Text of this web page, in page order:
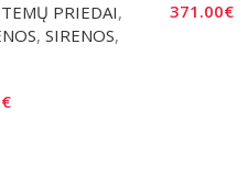
PRIEDAI,
, SIRENOS,
€
371.00€